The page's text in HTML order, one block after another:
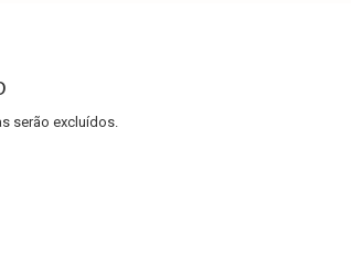
serão excluídos.